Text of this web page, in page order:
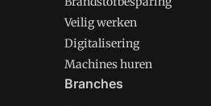
Veilig werken
Digitalisering
Machines huren
Branches